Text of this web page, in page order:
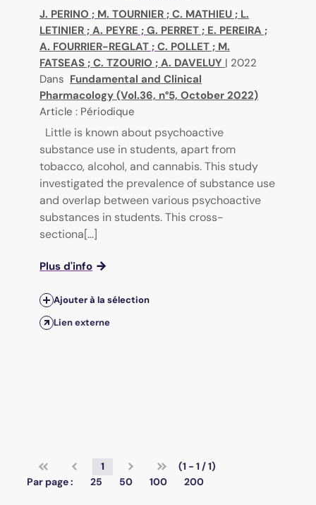
J. PERINO ; M. TOURNIER ; C. MATHIEU ; L.
LETINIER ; A. PEYRE ; G. PERRET ; E. PEREIRA ;
A. FOURRIER-REGLAT ; C. POLLET ; M.
FATSEAS ; C. TZOURIO ; A. DAVELUY | 2022
Dans Fundamental and Clinical
Pharmacology (Vol.36, n°5, October 2022)
Article : Périodique
Little is known about psychoactive
substance use in students, apart from
tobacco, alcohol, and cannabis. This study
investigated the prevalence of substance use
and overlap between various psychoactive
substances in students. This cross-
sectiona[...]
Plus d'info
Ajouter à la sélection
Lien externe
1
(1 - 1 / 1)
Par page :
25 50 100 200